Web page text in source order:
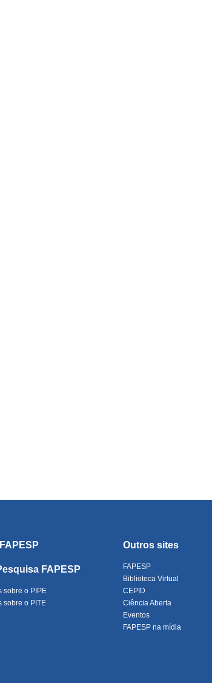
FAPESP
sobre o PIPE
sobre o PITE
Outros sites
FAPESP
Biblioteca Virtual
CEPID
Ciência Aberta
Eventos
FAPESP na mídia